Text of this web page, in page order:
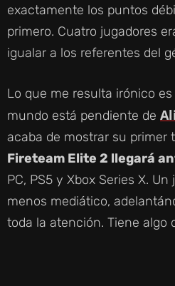
exactamente los puntos
primero. Cuatro jugadores
igualar a los referentes del
Lo que me resulta irónico
mundo está pendiente de
acaba de mostrar su primer
Fireteam Elite 2 llegará
PC, PS5 y Xbox Series X.
menos mediático,
toda la atención. Tiene algo